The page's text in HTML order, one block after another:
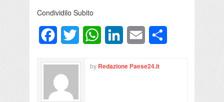
Condividilo Subito
FacebookTwitter WhatsAppLinkedInEmail
by Redazione Paese24.it